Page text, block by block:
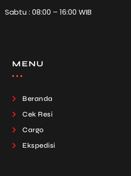
Sabtu : 08:00 – 16:00 WIB
MENU
Beranda
Cek Resi
Cargo
Ekspedisi